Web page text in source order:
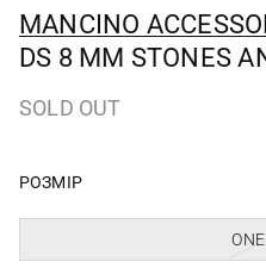
MANCINO
DS 8 MM STONES
SOLD OUT
РОЗМІР